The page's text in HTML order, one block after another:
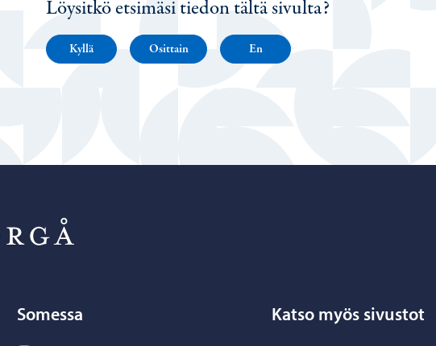
Löysitkö etsimäsi tiedon tältä sivulta?
Kyllä Osittain En
Somessa Katso myös sivustot